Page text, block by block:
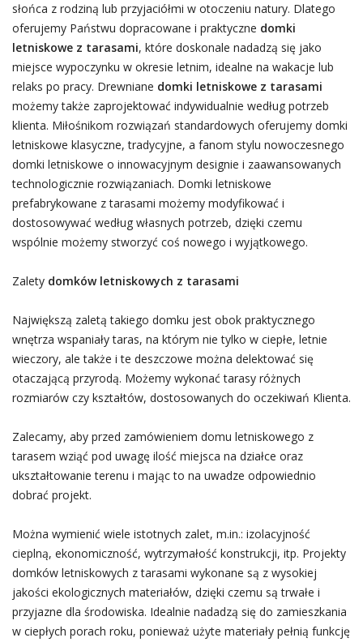
słońca z rodziną lub przyjaciółmi w otoczeniu natury. Dlatego
oferujemy Państwu dopracowane i praktyczne domki
letniskowe z tarasami, które doskonale nadadzą się jako
miejsce wypoczynku w okresie letnim, idealne na wakacje lub
relaks po pracy. Drewniane domki letniskowe z tarasami
możemy także zaprojektować indywidualnie według potrzeb
klienta. Miłośnikom rozwiązań standardowych oferujemy domki
letniskowe klasyczne, tradycyjne, a fanom stylu nowoczesnego
domki letniskowe o innowacyjnym designie i zaawansowanych
technologicznie rozwiązaniach. Domki letniskowe
prefabrykowane z tarasami możemy modyfikować i
dostosowywać według własnych potrzeb, dzięki czemu
wspólnie możemy stworzyć coś nowego i wyjątkowego.
Zalety domków letniskowych z tarasami
Największą zaletą takiego domku jest obok praktycznego
wnętrza wspaniały taras, na którym nie tylko w ciepłe, letnie
wieczory, ale także i te deszczowe można delektować się
otaczającą przyrodą. Możemy wykonać tarasy różnych
rozmiarów czy kształtów, dostosowanych do oczekiwań Klienta.
Zalecamy, aby przed zamówieniem domu letniskowego z
tarasem wziąć pod uwagę ilość miejsca na działce oraz
ukształtowanie terenu i mając to na uwadze odpowiednio
dobrać projekt.
Można wymienić wiele istotnych zalet, m.in.: izolacyjność
cieplną, ekonomiczność, wytrzymałość konstrukcji, itp. Projekty
domków letniskowych z tarasami wykonane są z wysokiej
jakości ekologicznych materiałów, dzięki czemu są trwałe i
przyjazne dla środowiska. Idealnie nadadzą się do zamieszkania
w ciepłych porach roku, ponieważ użyte materiały pełnią funkcję